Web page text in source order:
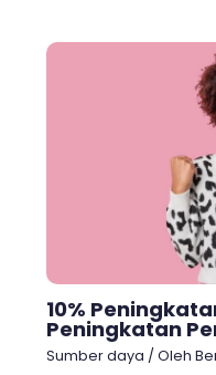
10%
Peningkatan
Sumber daya / Oleh